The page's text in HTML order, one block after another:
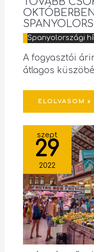
Spanyolországi
A fogyasztói
átlagos
ELOLVASOM »
szept
29
2022